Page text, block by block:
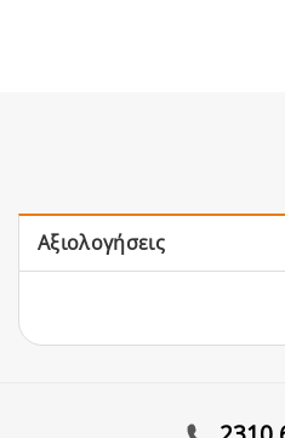
Αξιολογήσεις